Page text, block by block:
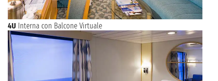
4U Interna con Balcone Virtuale